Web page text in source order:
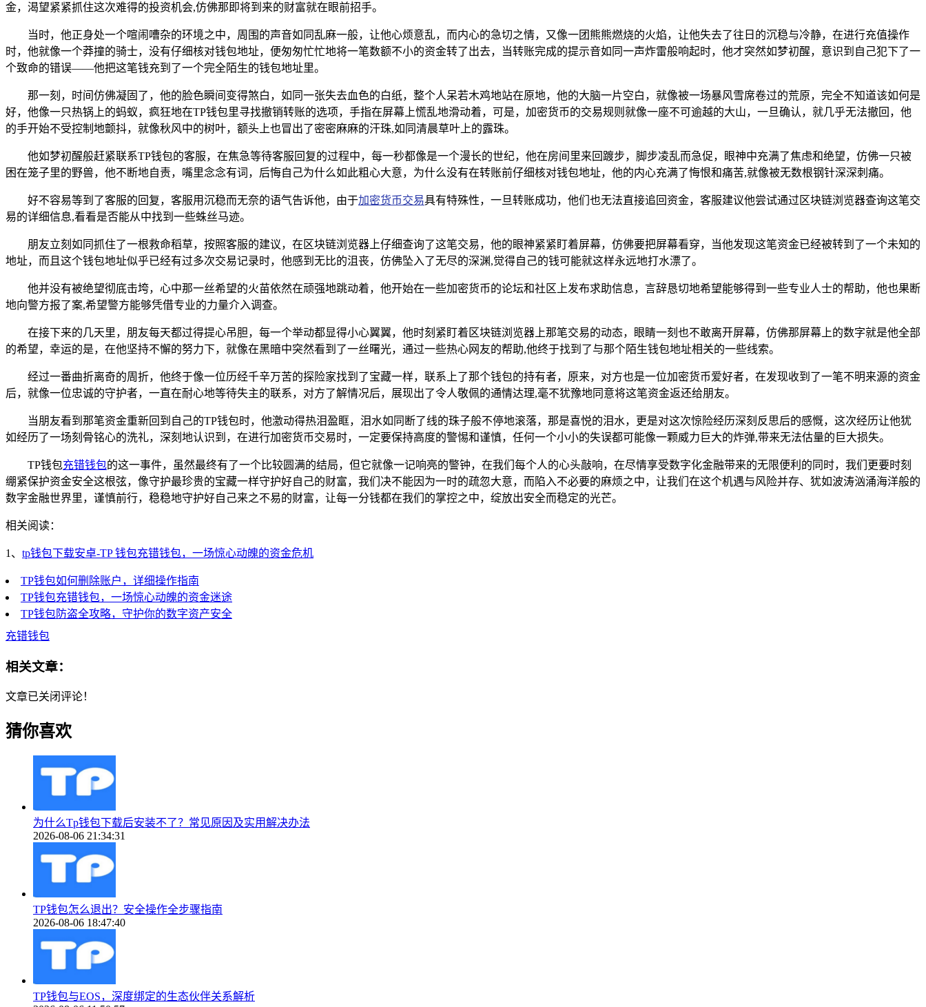
金，渴望紧紧抓住这次难得的投资机会,仿佛那即将到来的财富就在眼前招手。
当时，他正身处一个喧闹嘈杂的环境之中，周围的声音如同乱麻一般，让他心烦意乱，而内心的急切之情，又像一团熊熊燃烧的火焰，让他失去了往日的沉稳与冷静，在进行充值操作
时，他就像一个莽撞的骑士，没有仔细核对钱包地址，便匆匆忙忙地将一笔数额不小的资金转了出去，当转账完成的提示音如同一声炸雷般响起时，他才突然如梦初醒，意识到自己犯下了一
个致命的错误——他把这笔钱充到了一个完全陌生的钱包地址里。
那一刻，时间仿佛凝固了，他的脸色瞬间变得煞白，如同一张失去血色的白纸，整个人呆若木鸡地站在原地，他的大脑一片空白，就像被一场暴风雪席卷过的荒原，完全不知道该如何是
好，他像一只热锅上的蚂蚁，疯狂地在TP钱包里寻找撤销转账的选项，手指在屏幕上慌乱地滑动着，可是，加密货币的交易规则就像一座不可逾越的大山，一旦确认，就几乎无法撤回，他
的手开始不受控制地颤抖，就像秋风中的树叶，额头上也冒出了密密麻麻的汗珠,如同清晨草叶上的露珠。
他如梦初醒般赶紧联系TP钱包的客服，在焦急等待客服回复的过程中，每一秒都像是一个漫长的世纪，他在房间里来回踱步，脚步凌乱而急促，眼神中充满了焦虑和绝望，仿佛一只被
困在笼子里的野兽，他不断地自责，嘴里念念有词，后悔自己为什么如此粗心大意，为什么没有在转账前仔细核对钱包地址，他的内心充满了悔恨和痛苦,就像被无数根钢针深深刺痛。
好不容易等到了客服的回复，客服用沉稳而无奈的语气告诉他，由于加密货币交易具有特殊性，一旦转账成功，他们也无法直接追回资金，客服建议他尝试通过区块链浏览器查询这笔交
易的详细信息,看看是否能从中找到一些蛛丝马迹。
朋友立刻如同抓住了一根救命稻草，按照客服的建议，在区块链浏览器上仔细查询了这笔交易，他的眼神紧紧盯着屏幕，仿佛要把屏幕看穿，当他发现这笔资金已经被转到了一个未知的
地址，而且这个钱包地址似乎已经有过多次交易记录时，他感到无比的沮丧，仿佛坠入了无尽的深渊,觉得自己的钱可能就这样永远地打水漂了。
他并没有被绝望彻底击垮，心中那一丝希望的火苗依然在顽强地跳动着，他开始在一些加密货币的论坛和社区上发布求助信息，言辞恳切地希望能够得到一些专业人士的帮助，他也果断
地向警方报了案,希望警方能够凭借专业的力量介入调查。
在接下来的几天里，朋友每天都过得提心吊胆，每一个举动都显得小心翼翼，他时刻紧盯着区块链浏览器上那笔交易的动态，眼睛一刻也不敢离开屏幕，仿佛那屏幕上的数字就是他全部
的希望，幸运的是，在他坚持不懈的努力下，就像在黑暗中突然看到了一丝曙光，通过一些热心网友的帮助,他终于找到了与那个陌生钱包地址相关的一些线索。
经过一番曲折离奇的周折，他终于像一位历经千辛万苦的探险家找到了宝藏一样，联系上了那个钱包的持有者，原来，对方也是一位加密货币爱好者，在发现收到了一笔不明来源的资金
后，就像一位忠诚的守护者，一直在耐心地等待失主的联系，对方了解情况后，展现出了令人敬佩的通情达理,毫不犹豫地同意将这笔资金返还给朋友。
当朋友看到那笔资金重新回到自己的TP钱包时，他激动得热泪盈眶，泪水如同断了线的珠子般不停地滚落，那是喜悦的泪水，更是对这次惊险经历深刻反思后的感慨，这次经历让他犹
如经历了一场刻骨铭心的洗礼，深刻地认识到，在进行加密货币交易时，一定要保持高度的警惕和谨慎，任何一个小小的失误都可能像一颗威力巨大的炸弹,带来无法估量的巨大损失。
TP钱包充错钱包的这一事件，虽然最终有了一个比较圆满的结局，但它就像一记响亮的警钟，在我们每个人的心头敲响，在尽情享受数字化金融带来的无限便利的同时，我们更要时刻
绷紧保护资金安全这根弦，像守护最珍贵的宝藏一样守护好自己的财富，我们决不能因为一时的疏忽大意，而陷入不必要的麻烦之中，让我们在这个机遇与风险并存、犹如波涛汹涌海洋般的
数字金融世界里，谨慎前行，稳稳地守护好自己来之不易的财富，让每一分钱都在我们的掌控之中，绽放出安全而稳定的光芒。
相关阅读：
1、 tp钱包下载安卓-TP 钱包充错钱包，一场惊心动魄的资金危机
TP钱包如何删除账户，详细操作指南
TP钱包充错钱包，一场惊心动魄的资金迷途
TP钱包防盗全攻略，守护你的数字资产安全
充错钱包
相关文章：
文章已关闭评论！
猜你喜欢
为什么Tp钱包下载后安装不了？常见原因及实用解决办法
2026-08-06 21:34:31
TP钱包怎么退出？安全操作全步骤指南
2026-08-06 18:47:40
TP钱包与EOS，深度绑定的生态伙伴关系解析